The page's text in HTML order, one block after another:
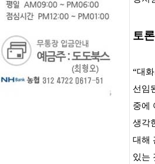
토
“대
선임
중에
생각
대해
있는